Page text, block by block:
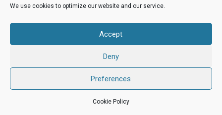
We use cookies to optimize our website and our service.
Accept
Deny
Preferences
Cookie Policy
Proudly powered by WordPress. Theme: Flat 1.7.11 by